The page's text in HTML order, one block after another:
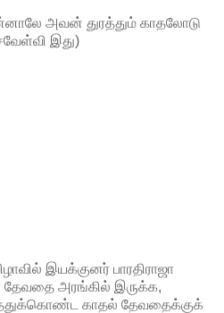
அவன் துரத்தும் காதலோடு
இது)
இயக்குனர் பாரதிராஜா
அரங்கில் இருக்க,
காதல் தேவதைக்குக்